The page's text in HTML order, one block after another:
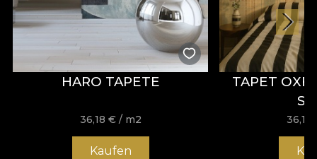
HARO TAPETE
36,18 € / m2
Kaufen
TAPET
36,18